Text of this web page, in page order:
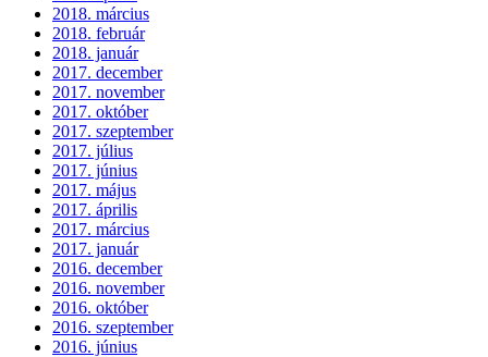
2018. március
2018. február
2018. január
2017. december
2017. november
2017. október
2017. szeptember
2017. július
2017. június
2017. május
2017. április
2017. március
2017. január
2016. december
2016. november
2016. október
2016. szeptember
2016. június